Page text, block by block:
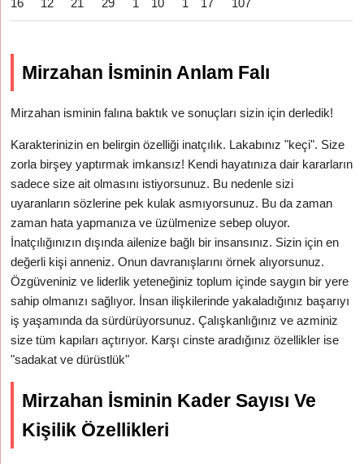
16 12 21 29 1 10 1 17 107
Mirzahan İsminin Anlam Falı
Mirzahan isminin falına baktık ve sonuçları sizin için derledik!
Karakterinizin en belirgin özelliği inatçılık. Lakabınız "keçi". Size
zorla birşey yaptırmak imkansız! Kendi hayatınıza dair kararların
sadece size ait olmasını istiyorsunuz. Bu nedenle sizi
uyaranların sözlerine pek kulak asmıyorsunuz. Bu da zaman
zaman hata yapmanıza ve üzülmenize sebep oluyor.
İnatçılığınızın dışında ailenize bağlı bir insansınız. Sizin için en
değerli kişi anneniz. Onun davranışlarını örnek alıyorsunuz.
Özgüveniniz ve liderlik yeteneğiniz toplum içinde saygın bir yere
sahip olmanızı sağlıyor. İnsan ilişkilerinde yakaladığınız başarıyı
iş yaşamında da sürdürüyorsunuz. Çalışkanlığınız ve azminiz
size tüm kapıları açtırıyor. Karşı cinste aradığınız özellikler ise
"sadakat ve dürüstlük"
Mirzahan İsminin Kader Sayısı Ve
Kişilik Özellikleri